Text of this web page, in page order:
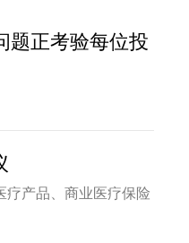
题正考验每位投
疗产品、商业医疗保险